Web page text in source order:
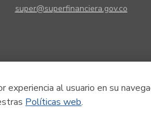
al usuario en su
Políticas web.
super@superfinanciera.gov.co